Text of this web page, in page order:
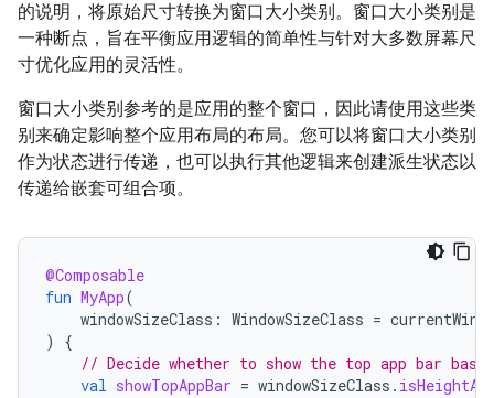
的说明，将原始尺寸转换为窗口大小类别。窗口大小类别是
一种断点，旨在平衡应用逻辑的简单性与针对大多数屏幕尺
寸优化应用的灵活性。
窗口大小类别参考的是应用的整个窗口，因此请使用这些类
别来确定影响整个应用布局的布局。您可以将窗口大小类别
作为状态进行传递，也可以执行其他逻辑来创建派生状态以
传递给嵌套可组合项。
@Composable
fun MyApp(
windowSizeClass : WindowSizeClass =
)
{
// Decide whether to show the top app bar
val showTopAppBar = windowSizeClass .